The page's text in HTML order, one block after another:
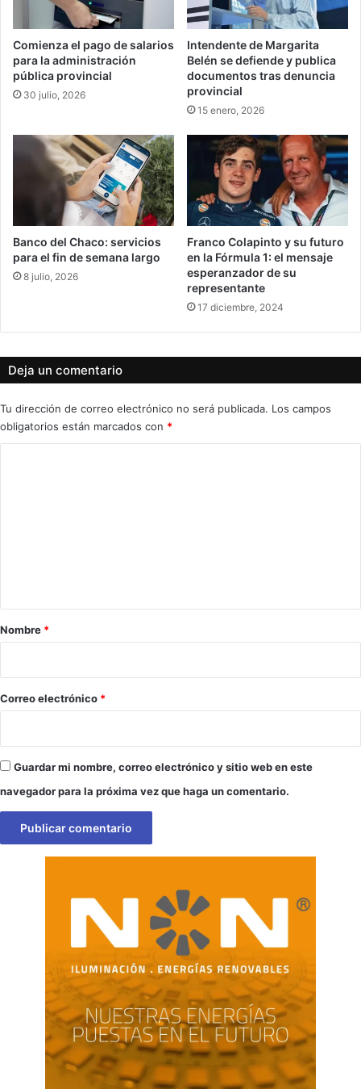
Comienza el pago de salarios
para la administración
pública provincial
30 julio, 2026
Intendente de Margarita
Belén se defiende y publica
documentos tras denuncia
provincial
15 enero, 2026
Banco del Chaco: servicios
para el fin de semana largo
8 julio, 2026
Franco Colapinto y su futuro
en la Fórmula 1: el mensaje
esperanzador de su
representante
17 diciembre, 2024
Deja un comentario
Tu dirección de correo electrónico no será publicada. Los campos
obligatorios están marcados con *
r
*
Nombre *
Correo electrónico *
Guardar mi nombre, correo electrónico y sitio web en este
navegador para la próxima vez que haga un comentario.